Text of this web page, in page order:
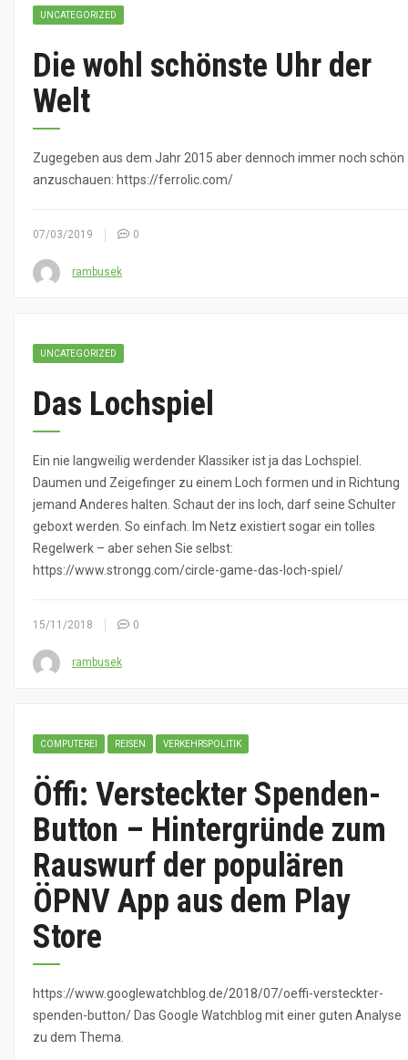
UNCATEGORIZED
Die wohl schönste Uhr der
Welt
Zugegeben aus dem Jahr 2015 aber dennoch immer noch schön
anzuschauen: https://ferrolic.com/
07/03/2019 0
rambusek
UNCATEGORIZED
Das Lochspiel
Ein nie langweilig werdender Klassiker ist ja das Lochspiel.
Daumen und Zeigefinger zu einem Loch formen und in Richtung
jemand Anderes halten. Schaut der ins loch, darf seine Schulter
geboxt werden. So einfach. Im Netz existiert sogar ein tolles
Regelwerk – aber sehen Sie selbst:
https://www.strongg.com/circle-game-das-loch-spiel/
15/11/2018 0
rambusek
COMPUTEREI REISEN VERKEHRSPOLITIK
Öffi: Versteckter Spenden-
Button – Hintergründe zum
Rauswurf der populären
ÖPNV App aus dem Play
Store
https://www.googlewatchblog.de/2018/07/oeffi-versteckter-
spenden-button/ Das Google Watchblog mit einer guten Analyse
zu dem Thema.